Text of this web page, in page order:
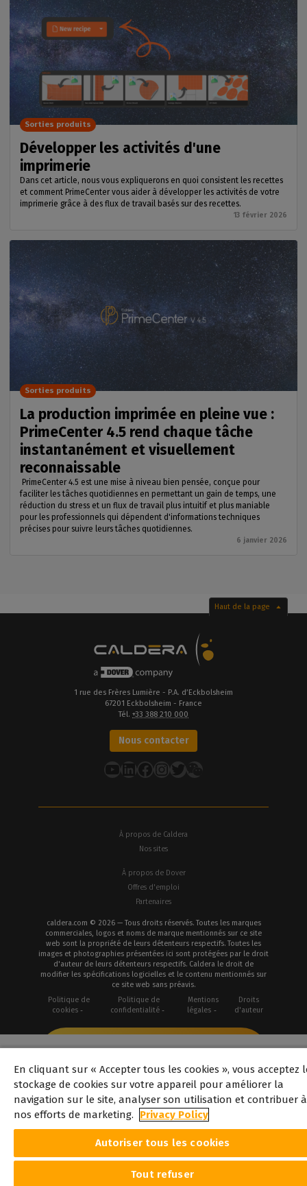
Développer les activités d'une
imprimerie
Dans cet article, nous vous expliquerons en quoi consistent les recettes
et comment PrimeCenter vous aider à développer les activités de votre
imprimerie grâce à des flux de travail basés sur des recettes.
13 février 2026
Sorties produits
La production imprimée en pleine vue :
PrimeCenter 4.5 rend chaque tâche
instantanément et visuellement
reconnaissable
PrimeCenter 4.5 est une mise à niveau bien pensée, conçue pour
faciliter les tâches quotidiennes en permettant un gain de temps, une
réduction du stress et un flux de travail plus intuitif et plus maniable
pour les professionnels qui dépendent d'informations techniques
précises pour suivre leurs tâches quotidiennes.
6 janvier 2026
Sorties produits
Haut de la page
1 rue des Frères Lumière - P.A. d’Eckbolsheim
67201 Eckbolsheim - France
Tél. +33 388 210 000
Nous contacter
YouTube
LinkedIn
Facebook
Instagram
Twitter
À propos de Caldera
Nos sites
À propos de Dover
Offres d'emploi
Partenaires
caldera.com © 2026 — Tous droits réservés. Toutes les marques
commerciales, logos et noms de marque mentionnés sur ce site
web sont la propriété de leurs détenteurs respectifs. Toutes les
images et photographies présentées ici sont protégées par le droit
d'auteur de leurs détenteurs respectifs. Caldera le droit de
modifier les spécifications logicielles et le contenu mentionnés sur
ce site web sans préavis.
Politique de
cookies
Politique de
confidentialité
Mentions
légales
Droits
d'auteur
En cliquant sur « Accepter tous les cookies », vous acceptez
stockage de cookies sur votre appareil pour améliorer la
navigation sur le site, analyser son utilisation et contribuer à
nos efforts de marketing.
Privacy Policy
Autoriser tous les cookies
Tout refuser